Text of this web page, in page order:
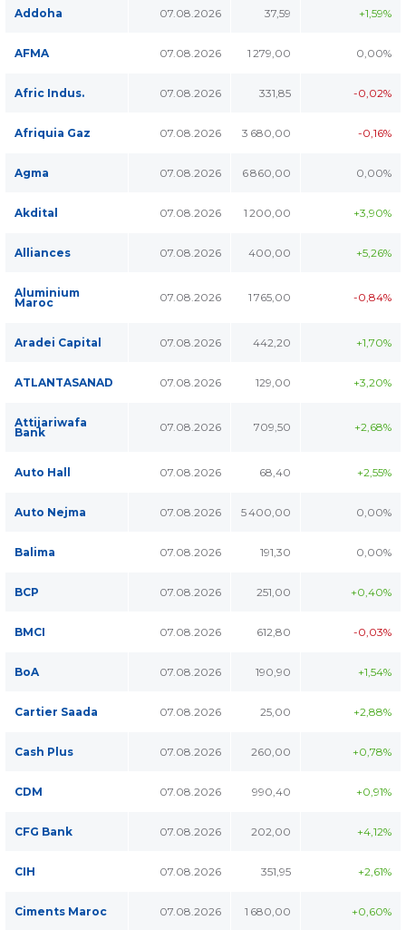
Addoha 07.08.2026 37,59 +1,59%
AFMA 07.08.2026 1 279,00 0,00%
Afric Indus. 07.08.2026 331,85 -0,02%
Afriquia Gaz 07.08.2026 3 680,00 -0,16%
Agma 07.08.2026 6 860,00 0,00%
Akdital 07.08.2026 1 200,00 +3,90%
Alliances 07.08.2026 400,00 +5,26%
Aluminium
Maroc 07.08.2026 1 765,00 -0,84%
Aradei Capital 07.08.2026 442,20 +1,70%
ATLANTASANAD 07.08.2026 129,00 +3,20%
Attijariwafa
Bank 07.08.2026 709,50 +2,68%
Auto Hall 07.08.2026 68,40 +2,55%
Auto Nejma 07.08.2026 5 400,00 0,00%
Balima 07.08.2026 191,30 0,00%
BCP 07.08.2026 251,00 +0,40%
BMCI 07.08.2026 612,80 -0,03%
BoA 07.08.2026 190,90 +1,54%
Cartier Saada 07.08.2026 25,00 +2,88%
Cash Plus 07.08.2026 260,00 +0,78%
CDM 07.08.2026 990,40 +0,91%
CFG Bank 07.08.2026 202,00 +4,12%
CIH 07.08.2026 351,95 +2,61%
Ciments Maroc 07.08.2026 1 680,00 +0,60%